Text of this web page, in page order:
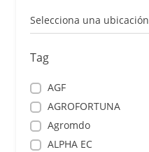
Selecciona una ubicación
Tag
AGF
AGROFORTUNA
Agromdo
ALPHA EC